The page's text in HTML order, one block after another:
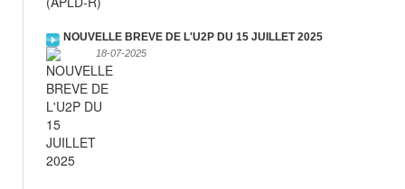
NOUVELLE BREVE DE L'U2P DU 15 JUILLET 2025
18-07-2025